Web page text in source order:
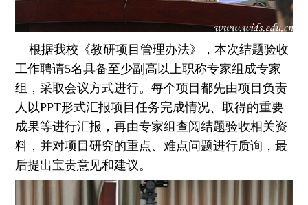
根据我校《教研项目管理办法》，本次结题验收
工作聘请5名具备至少副高以上职称专家组成专家
组，采取会议方式进行。每个项目都先由项目负责
人以PPT形式汇报项目任务完成情况、取得的重要
成果等进行汇报，再由专家组查阅结题验收相关资
料，并对项目研究的重点、难点问题进行质询，最
后提出宝贵意见和建议。